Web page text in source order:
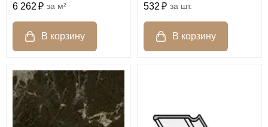
6 262 м² 532 шт.